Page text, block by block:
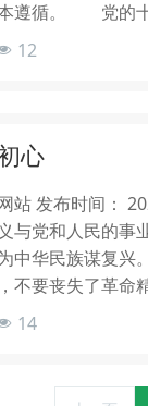
遵循。 党的
12
心
站 发布时间：
与党和人民的
中华民族谋复兴
不要丧失了革命
14